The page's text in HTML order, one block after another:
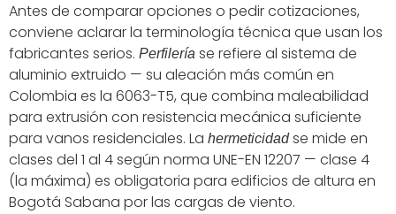
Antes de comparar opciones o pedir cotizaciones,
conviene aclarar la terminología técnica que usan los
fabricantes serios. Perfilería se refiere al sistema de
aluminio extruido — su aleación más común en
Colombia es la 6063-T5, que combina maleabilidad
para extrusión con resistencia mecánica suficiente
para vanos residenciales. La hermeticidadse mide en
clases del 1 al 4 según norma UNE-EN 12207 — clase 4
(la máxima) es obligatoria para edificios de altura en
Bogotá Sabana por las cargas de viento.